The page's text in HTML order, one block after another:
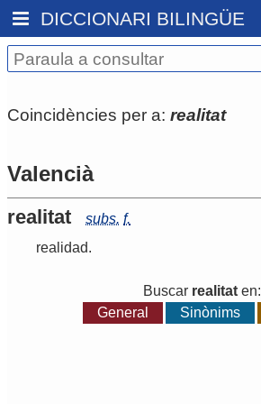
DICCIONARI BILINGÜE
Coincidències per a: realitat
Valencià
realitat subs. f.
realidad.
Buscar realitaten:
General
Sinònims